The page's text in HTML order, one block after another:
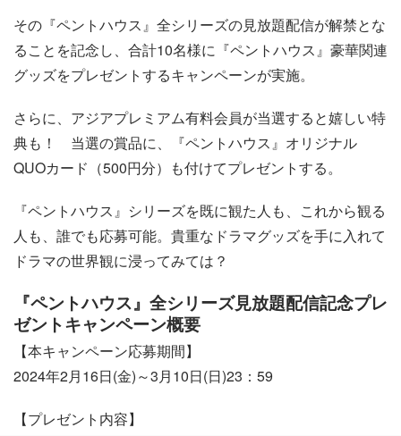
その『ペントハウス』全シリーズの見放題配信が解禁とな
ることを記念し、合計10名様に『ペントハウス』豪華関連
グッズをプレゼントするキャンペーンが実施。
さらに、アジアプレミアム有料会員が当選すると嬉しい特
典も！ 当選の賞品に、『ペントハウス』オリジナル
QUOカード（500円分）も付けてプレゼントする。
『ペントハウス』シリーズを既に観た人も、これから観る
人も、誰でも応募可能。貴重なドラマグッズを手に入れて
ドラマの世界観に浸ってみては？
『ペントハウス』全シリーズ見放題配信記念プレ
ゼントキャンペーン概要
【本キャンペーン応募期間】
2024年2月16日(金)～3月10日(日)23：59
【プレゼント内容】